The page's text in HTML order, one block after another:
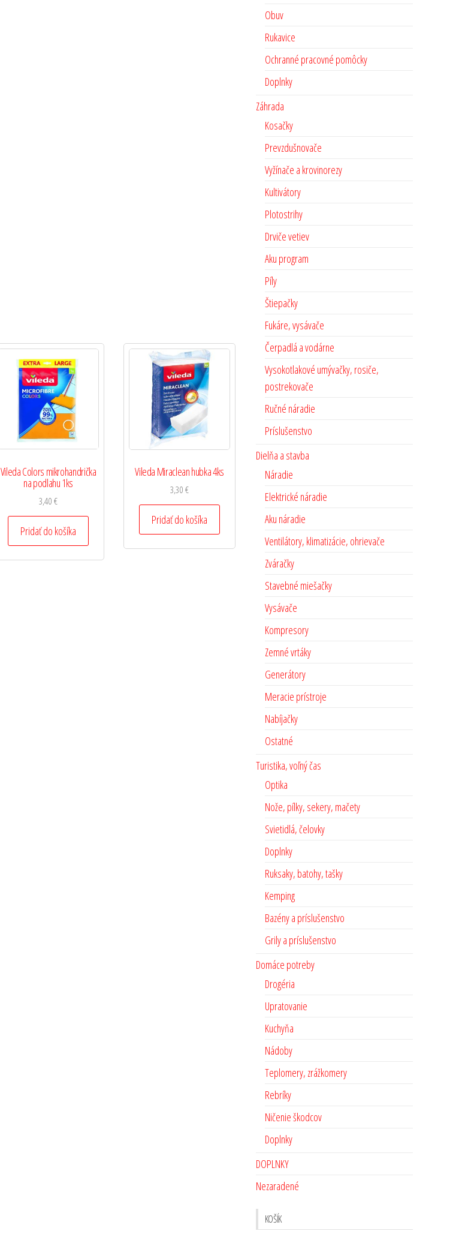
Vileda Colors mikrohandrička
na podlahu 1ks
3,40€
Pridať do košíka
Vileda Miraclean hubka 4ks
3,30€
Pridať do košíka
Obuv
Rukavice
Ochranné pracovné pomôcky
Doplnky
Záhrada
Kosačky
Prevzdušnovače
Vyžínače a krovinorezy
Kultivátory
Plotostrihy
Drviče vetiev
Aku program
Píly
Štiepačky
Fukáre, vysávače
Čerpadlá a vodárne
Vysokotlakové umývačky, rosiče,
postrekovače
Ručné náradie
Príslušenstvo
Dielňa a stavba
Náradie
Elektrické náradie
Aku náradie
Ventilátory, klimatizácie, ohrievače
Zváračky
Stavebné miešačky
Vysávače
Kompresory
Zemné vrtáky
Generátory
Meracie prístroje
Nabíjačky
Ostatné
Turistika, voľný čas
Optika
Nože, pílky, sekery, mačety
Svietidlá, čelovky
Doplnky
Ruksaky, batohy, tašky
Kemping
Bazény a príslušenstvo
Grily a príslušenstvo
Domáce potreby
Drogéria
Upratovanie
Kuchyňa
Nádoby
Teplomery, zrážkomery
Rebríky
Ničenie škodcov
Doplnky
DOPLNKY
Nezaradené
KOŠÍK